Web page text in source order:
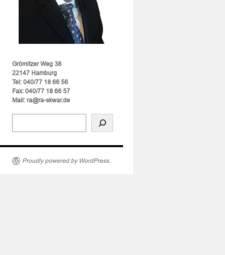
Grömitzer Weg 38
22147 Hamburg
Tel: 040/77 18 66 56
Fax: 040/77 18 66 57
Mail: ra@ra-skwar.de
Proudly powered by WordPress.